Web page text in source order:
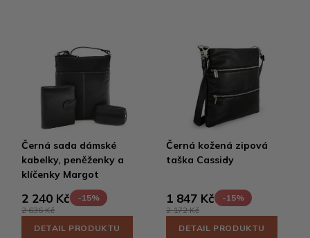
Černá sada dámské
kabelky, peněženky a
klíčenky Margot
2 240 Kč
-15%
2 636 Kč
DETAIL PRODUKTU
Černá kožená zipová
taška Cassidy
1 847 Kč
-15%
2 172 Kč
DETAIL PRODUKTU